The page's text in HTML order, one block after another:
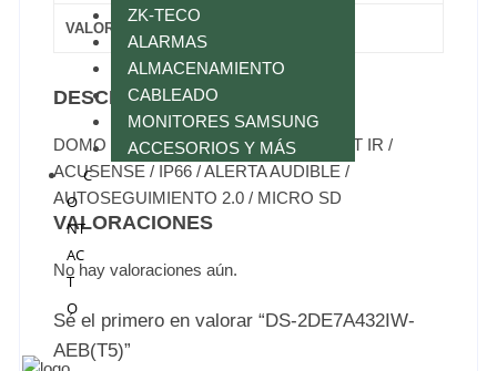
ZK-TECO
ALARMAS
ALMACENAMIENTO
CABLEADO
MONITORES SAMSUNG
ACCESORIOS Y MÁS
C
O
NT
AC
T
O
VALORACIONES (0)
DESCRIPCIÓN
DOMO PTZ IP 4MP / 32X ZOOM / 200MT IR /
ACUSENSE / IP66 / ALERTA AUDIBLE /
AUTOSEGUIMIENTO 2.0 / MICRO SD
VALORACIONES
No hay valoraciones aún.
Sé el primero en valorar “DS-2DE7A432IW-
AEB(T5)”